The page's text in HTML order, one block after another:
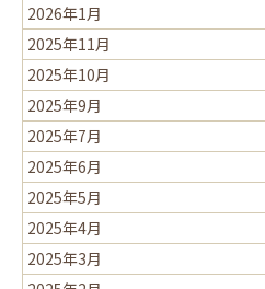
2026年1月
2025年11月
2025年10月
2025年9月
2025年7月
2025年6月
2025年5月
2025年4月
2025年3月